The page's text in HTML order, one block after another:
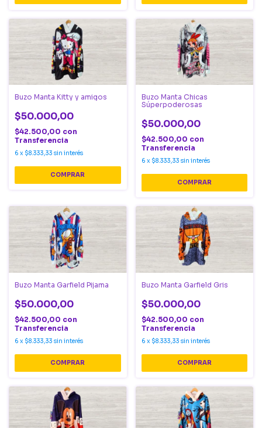
Buzo Manta Kitty y amigos
$50.000,00
$42.500,00 con
Transferencia
6 x $8.333,33 sin interés
COMPRAR
Buzo Manta Chicas
Súperpoderosas
$50.000,00
$42.500,00 con
Transferencia
6 x $8.333,33 sin interés
COMPRAR
Buzo Manta Garfield Pijama
$50.000,00
$42.500,00 con
Transferencia
6 x $8.333,33 sin interés
COMPRAR
Buzo Manta Garfield Gris
$50.000,00
$42.500,00 con
Transferencia
6 x $8.333,33 sin interés
COMPRAR